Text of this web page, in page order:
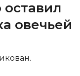
оставил
овечьей